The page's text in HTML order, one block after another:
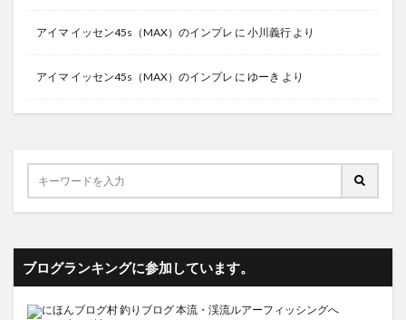
アイマ イッセン45s（MAX）のインプレ に 小川義行 より
アイマ イッセン45s（MAX）のインプレ に ゆーき より
ブログランキングに参加しています。